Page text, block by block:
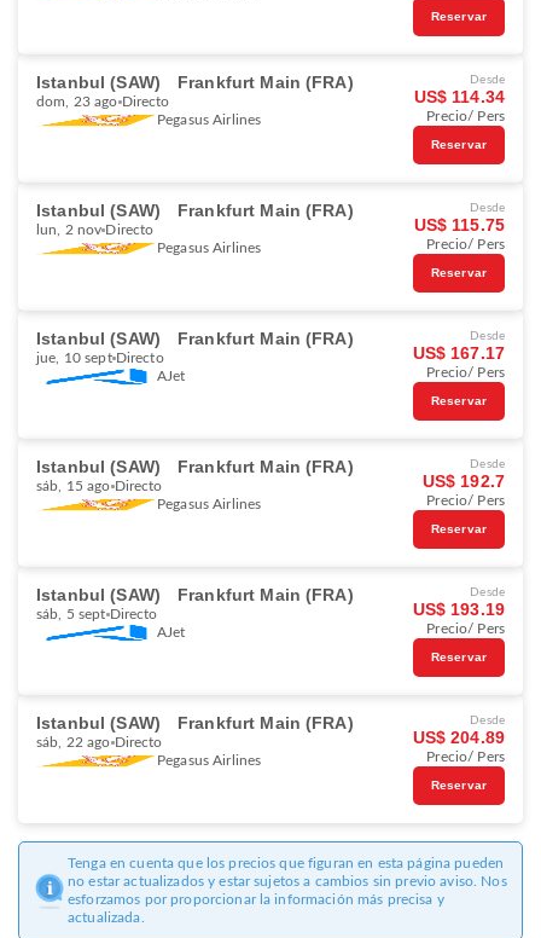
Reservar
Istanbul (SAW) Frankfurt Main (FRA)
dom, 23 ago Directo
Pegasus Airlines
Desde
US$ 114.34
Precio/ Pers
Reservar
Istanbul (SAW) Frankfurt Main (FRA)
lun, 2 nov Directo
Pegasus Airlines
Desde
US$ 115.75
Precio/ Pers
Reservar
Istanbul (SAW) Frankfurt Main (FRA)
jue, 10 sept Directo
AJet
Desde
US$ 167.17
Precio/ Pers
Reservar
Istanbul (SAW) Frankfurt Main (FRA)
sáb, 15 ago Directo
Pegasus Airlines
Desde
US$ 192.7
Precio/ Pers
Reservar
Istanbul (SAW) Frankfurt Main (FRA)
sáb, 5 sept Directo
AJet
Desde
US$ 193.19
Precio/ Pers
Reservar
Istanbul (SAW) Frankfurt Main (FRA)
sáb, 22 ago Directo
Pegasus Airlines
Desde
US$ 204.89
Precio/ Pers
Reservar
Tenga en cuenta que los precios que figuran en esta página pueden
no estar actualizados y estar sujetos a cambios sin previo aviso. Nos
esforzamos por proporcionar la información más precisa y
actualizada.